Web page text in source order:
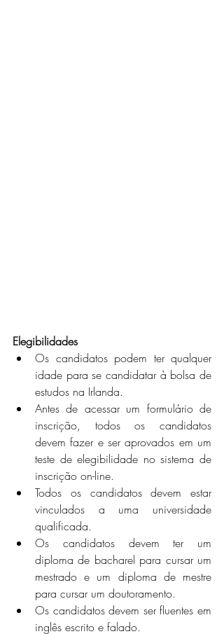
Elegibilidades
Os candidatos podem ter qualquer
idade para se candidatar à bolsa de
estudos na Irlanda.
Antes de acessar um formulário de
inscrição, todos os candidatos
devem fazer e ser aprovados em um
teste de elegibilidade no sistema de
inscrição on-line.
Todos os candidatos devem estar
vinculados a uma universidade
qualificada.
Os candidatos devem ter um
diploma de bacharel para cursar um
mestrado e um diploma de mestre
para cursar um doutoramento.
Os candidatos devem ser fluentes em
inglês escrito e falado.